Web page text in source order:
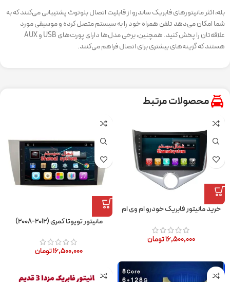
بله، اکثر مانیتورهای فابریک ساندرو از قابلیت اتصال بلوتوث پشتیبانی می‌کنند که به
شما امکان می‌دهد تلفن همراه خود را به سیستم متصل کرده و موسیقی مورد
علاقه‌تان را پخش کنید. همچنین، برخی مدل‌ها دارای پورت‌های USB و AUX
هستند که گزینه‌های بیشتری برای اتصال فراهم می‌کنند.
محصولات مرتبط
خرید مانیتور فابریک خودرو ام وی ام
۱۶,۵۰۰,۰۰۰تومان
مانیتور تویوتا کمری (۲۰۱۲-۲۰۰۸)
۱۶,۵۰۰,۰۰۰تومان